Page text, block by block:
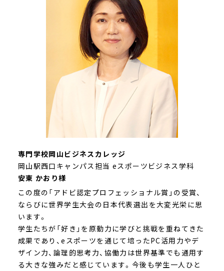
専門学校岡山ビジネスカレッジ
岡山駅西口キャンパス担当eスポーツビジネス学科
安東 かおり様
この度の「アドビ認定プロフェッショナル賞」の受賞、
ならびに世界学生大会の日本代表選出を大変光栄に思
います。
学生たちが「好き」を原動力に学びと挑戦を重ねてきた
成果であり、eスポーツを通じて培ったPC活用力やデ
ザイン力、論理的思考力、協働力は世界基準でも通用す
る大きな強みだと感じています。今後も学生一人ひと